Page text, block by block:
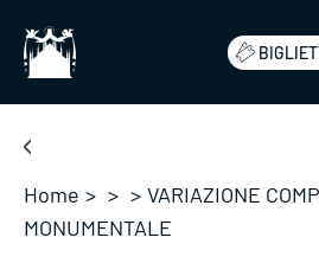
Home > > > VARIAZIONE
MONUMENTALE